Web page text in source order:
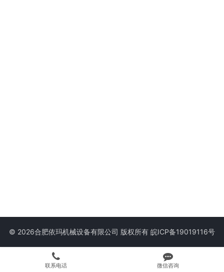
© 2026合肥依玛机械设备有限公司 版权所有 皖ICP备19019116号
联系电话 微信咨询